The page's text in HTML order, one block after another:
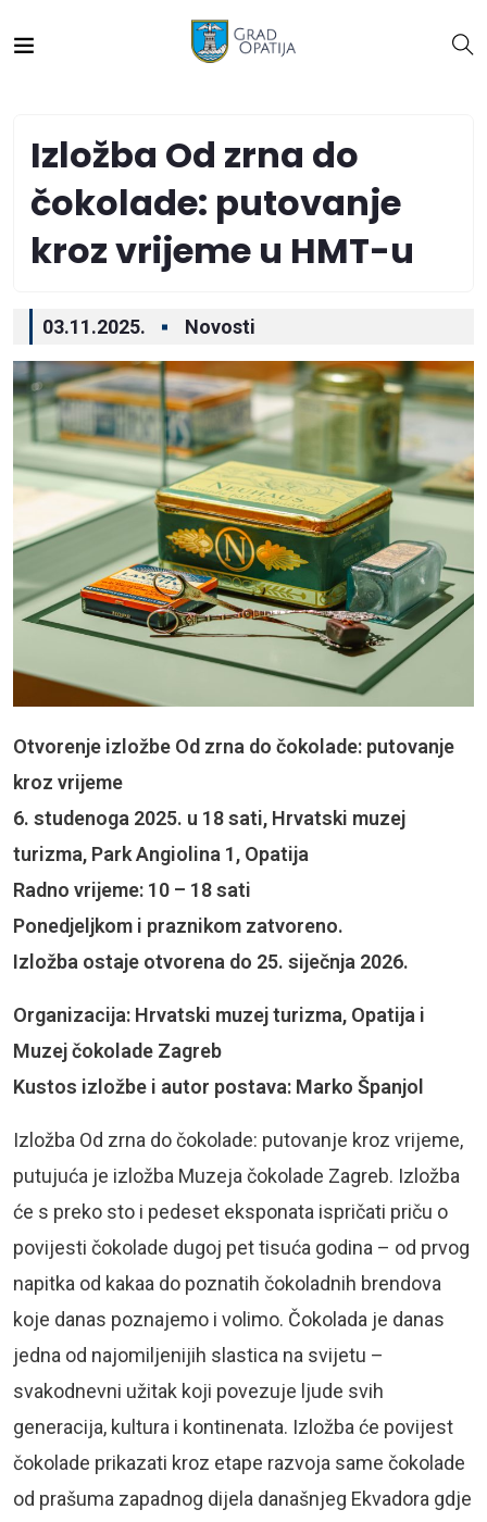
Izložba Od zrna do
čokolade: putovanje
kroz vrijeme u HMT-u
03.11.2025. Novosti
Otvorenje izložbe Od zrna do čokolade: putovanje
kroz vrijeme
6. studenoga 2025. u 18 sati, Hrvatski muzej
turizma, Park Angiolina 1, Opatija
Radno vrijeme: 10 – 18 sati
Ponedjeljkom i praznikom zatvoreno.
Izložba ostaje otvorena do 25. siječnja 2026.
Organizacija: Hrvatski muzej turizma, Opatija i
Muzej čokolade Zagreb
Kustos izložbe i autor postava: Marko Španjol
Izložba Od zrna do čokolade: putovanje kroz vrijeme,
putujuća je izložba Muzeja čokolade Zagreb. Izložba
će s preko sto i pedeset eksponata ispričati priču o
povijesti čokolade dugoj pet tisuća godina – od prvog
napitka od kakaa do poznatih čokoladnih brendova
koje danas poznajemo i volimo. Čokolada je danas
jedna od najomiljenijih slastica na svijetu –
svakodnevni užitak koji povezuje ljude svih
generacija, kultura i kontinenata. Izložba će povijest
čokolade prikazati kroz etape razvoja same čokolade
od prašuma zapadnog dijela današnjeg Ekvadora gdje